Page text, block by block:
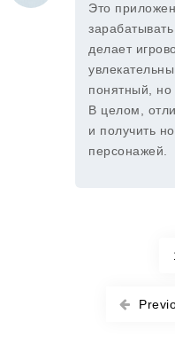
Это
делает
понятный, но
В целом,
и получить
персонажей.